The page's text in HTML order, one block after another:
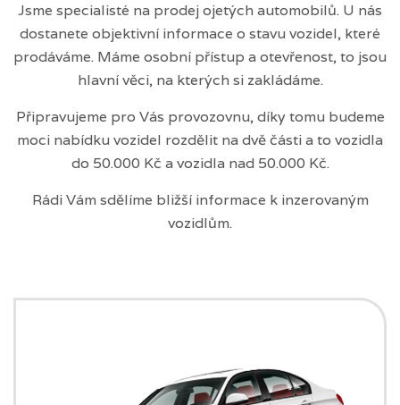
Jsme specialisté na prodej ojetých automobilů. U nás
dostanete objektivní informace o stavu vozidel, které
prodáváme. Máme osobní přístup a otevřenost, to jsou
hlavní věci, na kterých si zakládáme.
Připravujeme pro Vás provozovnu, díky tomu budeme
moci nabídku vozidel rozdělit na dvě části a to vozidla
do 50.000 Kč a vozidla nad 50.000 Kč.
Rádi Vám sdělíme bližší informace k inzerovaným
vozidlům.